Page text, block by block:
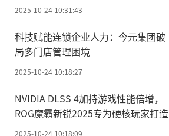
2025-10-24 10:31:43
科技赋能连锁企业人力：今元集团破
局多门店管理困境
2025-10-24 10:18:27
NVIDIA DLSS 4加持游戏性能倍增，
ROG魔霸新锐2025专为硬核玩家打造
2025-10-24 10:18:09